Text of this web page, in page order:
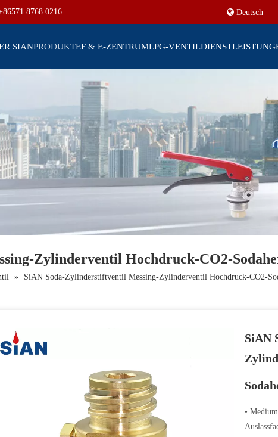
571 8768 0216 Deutsch
SIANPRODUKTEF & E-ZENTRUMLPG-VENTIL
Zylinderventil Hochdruck-CO2-
» SiAN Soda-Zylinderstiftventil Messing-Zylinderventil Hochdruck-CO2-
SiAN
•